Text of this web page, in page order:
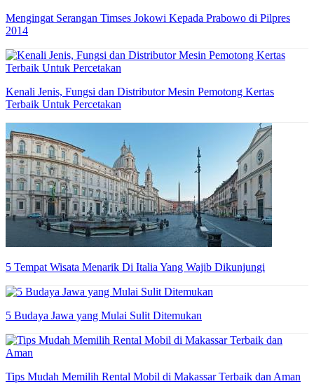
Mengingat Serangan Timses Jokowi Kepada Prabowo di Pilpres
2014
Kenali Jenis, Fungsi dan Distributor Mesin Pemotong Kertas
Terbaik Untuk Percetakan
5 Tempat Wisata Menarik Di Italia Yang Wajib Dikunjungi
5 Budaya Jawa yang Mulai Sulit Ditemukan
Tips Mudah Memilih Rental Mobil di Makassar Terbaik dan Aman